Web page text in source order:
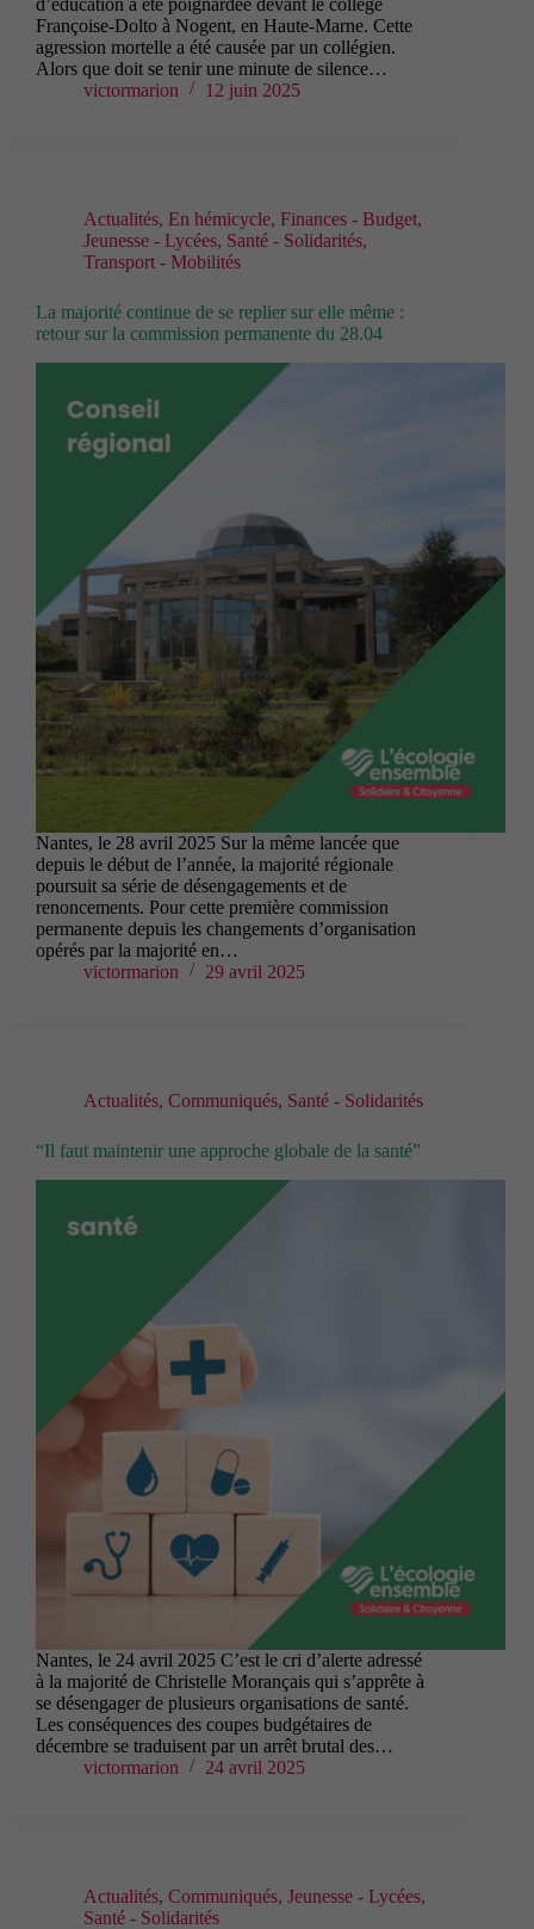
d’éducation a été poignardée devant le collège
Françoise-Dolto à Nogent, en Haute-Marne. Cette
agression mortelle a été causée par un collégien.
Alors que doit se tenir une minute de silence…
victormarion
12 juin 2025
Actualités, En hémicycle, Finances - Budget,
Jeunesse - Lycées, Santé - Solidarités,
Transport - Mobilités
La majorité continue de se replier sur elle même :
retour sur la commission permanente du 28.04
Nantes, le 28 avril 2025 Sur la même lancée que
depuis le début de l’année, la majorité régionale
poursuit sa série de désengagements et de
renoncements. Pour cette première commission
permanente depuis les changements d’organisation
opérés par la majorité en…
victormarion
29 avril 2025
Actualités, Communiqués, Santé - Solidarités
“Il faut maintenir une approche globale de la santé”
Nantes, le 24 avril 2025 C’est le cri d’alerte adressé
à la majorité de Christelle Morançais qui s’apprête à
se désengager de plusieurs organisations de santé.
Les conséquences des coupes budgétaires de
décembre se traduisent par un arrêt brutal des…
victormarion
24 avril 2025
Actualités, Communiqués, Jeunesse - Lycées,
Santé - Solidarités